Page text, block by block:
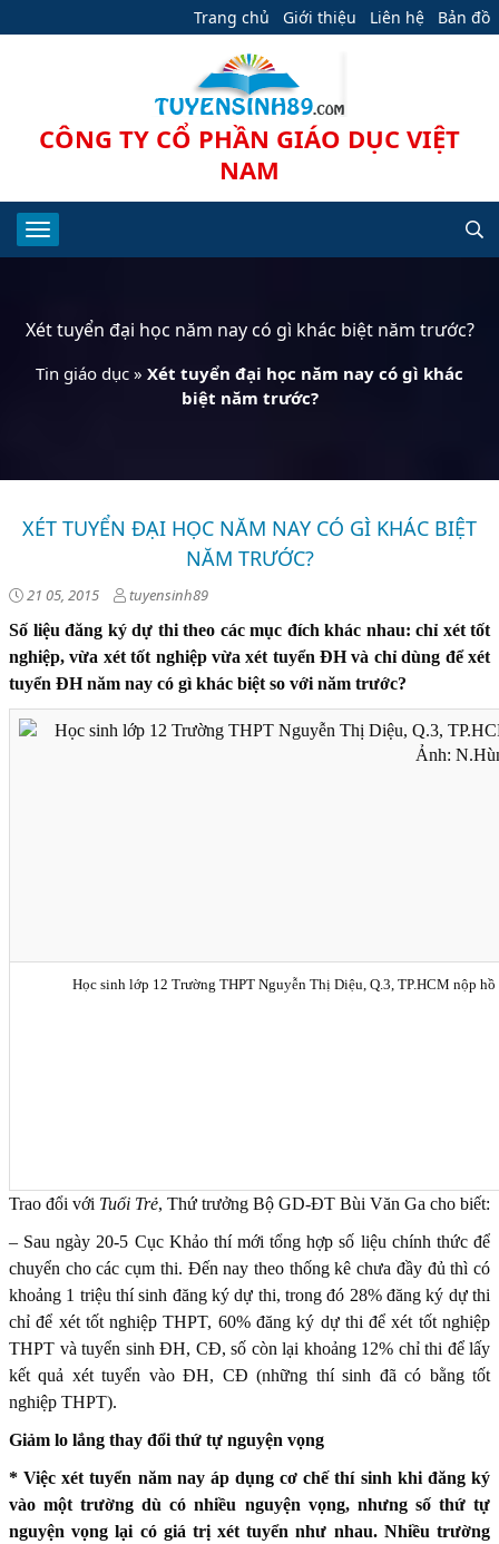
Trang chủ Giới thiệu Liên hệ Bản đồ
CÔNG TY CỔ PHẦN GIÁO DỤC VIỆT
NAM
Xét tuyển đại học năm nay có gì khác biệt năm trước?
Tin giáo dục » Xét tuyển đại học năm nay có gì khác
biệt năm trước?
XÉT TUYỂN ĐẠI HỌC NĂM NAY CÓ GÌ KHÁC BIỆT
NĂM TRƯỚC?
21 05, 2015 tuyensinh89
Số liệu đăng ký dự thi theo các mục đích khác nhau: chỉ xét tốt
nghiệp, vừa xét tốt nghiệp vừa xét tuyển ĐH và chỉ dùng để xét
tuyển ĐH năm nay có gì khác biệt so với năm trước?
Học sinh lớp 12 Trường THPT Nguyễn Thị Diệu, Q.3, TP.HCM nộp
Trao đổi với Tuổi Trẻ, Thứ trưởng Bộ GD-ĐT Bùi Văn Ga cho biết:
– Sau ngày 20-5 Cục Khảo thí mới tổng hợp số liệu chính thức để
chuyển cho các cụm thi. Đến nay theo thống kê chưa đầy đủ thì có
khoảng 1 triệu thí sinh đăng ký dự thi, trong đó 28% đăng ký dự thi
chỉ để xét tốt nghiệp THPT, 60% đăng ký dự thi để xét tốt nghiệp
THPT và tuyển sinh ĐH, CĐ, số còn lại khoảng 12% chỉ thi để lấy
kết quả xét tuyển vào ĐH, CĐ (những thí sinh đã có bằng tốt
nghiệp THPT).
Giảm lo lắng thay đổi thứ tự nguyện vọng
* Việc xét tuyển năm nay áp dụng cơ chế thí sinh khi đăng ký
vào một trường dù có nhiều nguyện vọng, nhưng số thứ tự
nguyện vọng lại có giá trị xét tuyển như nhau. Nhiều trường